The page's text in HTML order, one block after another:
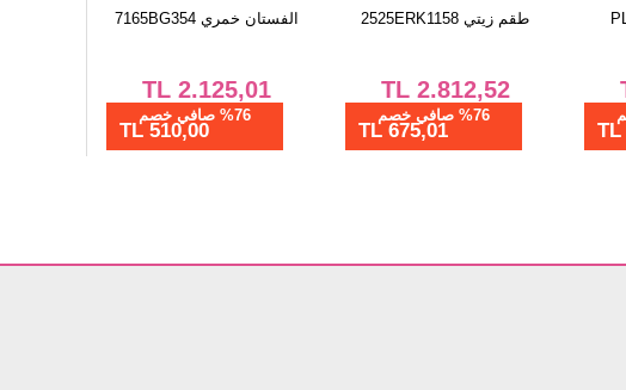
طقم زيتي 2525ERK1158
2.812,52
TL
%76 صافي خصم
675,01 TL
الفستان أسود PL9211
2.291,69
TL
%76 صافي خصم
550,01 TL